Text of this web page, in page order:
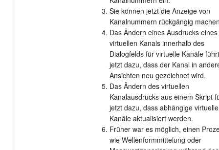
Sie können jetzt die Anzeige von
Kanalnummern rückgängig
Das Ändern eines Ausdrucks eines
virtuellen Kanals innerhalb des
Dialogfelds für virtuelle Kanäle führt
jetzt dazu, dass der Kanal in
Ansichten neu gezeichnet wird.
Das Ändern des virtuellen
Kanalausdrucks aus einem Skript
jetzt dazu, dass abhängige virtuelle
Kanäle aktualisiert werden.
Früher war es möglich, einen
wie Wellenformmittelung oder